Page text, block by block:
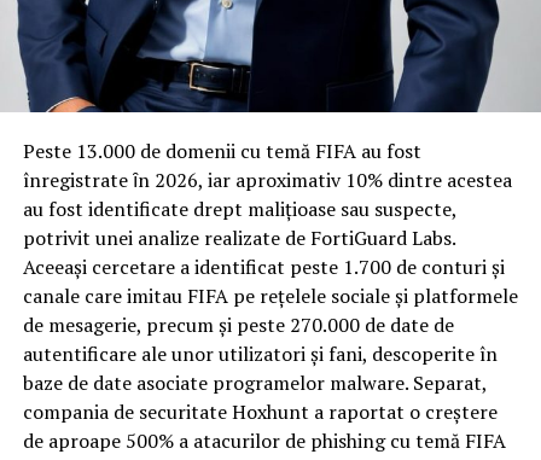
Rotația rapidă a oaspeților cere
materiale rezistente
Spre diferență de o locuință obișnuită, o cameră de hotel
trece printr-un ciclu de utilizare intensă: oaspeți diferiți,
bagaje trase pe roți, curățenie zilnică, uneori mai multe
rezervări consecutive în aceeași săptămână. Această
frecvență ridicată de utilizare pune presiune reală pe
orice suprafață, iar pardoseala este printre primele
elemente afectate vizibil, mai ales în zona din jurul
patului și a ușii de acces.
În etapa de renovare sau construcție, administratorii
care iau în calcul mocheta trafic intens
pentru zonele
Peste 13.000 de domenii cu temă FIFA au fost
înregistrate ȋn 2026, iar aproximativ 10% dintre acestea
au fost identificate drept malițioase sau suspecte,
potrivit unei analize realizate de FortiGuard Labs.
Aceeași cercetare a identificat peste 1.700 de conturi și
canale care imitau FIFA pe rețelele sociale și platformele
de mesagerie, precum și peste 270.000 de date de
autentificare ale unor utilizatori și fani, descoperite în
baze de date asociate programelor malware. Separat,
compania de securitate Hoxhunt a raportat o creștere
de aproape 500% a atacurilor de phishing cu temă FIFA